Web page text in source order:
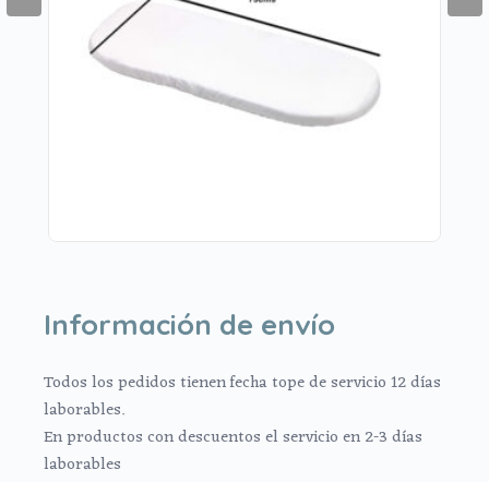
Información de envío
Todos los pedidos tienen fecha tope de servicio 12 días
laborables.
En productos con descuentos el servicio en 2-3 días
laborables